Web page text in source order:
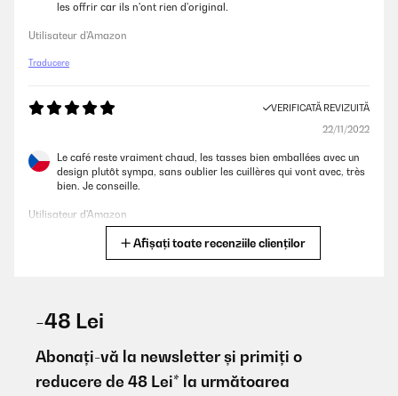
les offrir car ils n'ont rien d'original.
Utilisateur d'Amazon
Traducere
VERIFICATĂ REVIZUITĂ
22/11/2022
Le café reste vraiment chaud, les tasses bien emballées avec un
design plutôt sympa, sans oublier les cuillères qui vont avec, très
bien. Je conseille.
Utilisateur d'Amazon
eux ! Agréables au yeux, à la main et aux lèvres
Utilisateur d'Amazon
Afișați toate recenziile clienților
-48 Lei
Abonați-vă la newsletter și primiți o
reducere de 48 Lei* la următoarea